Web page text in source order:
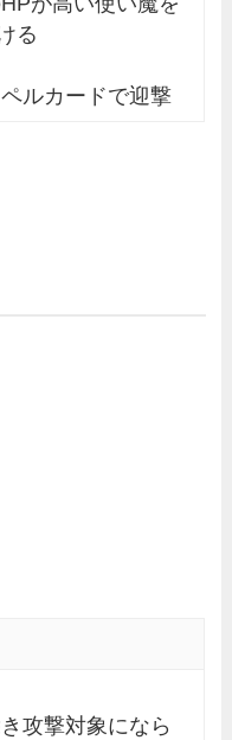
る
ルカードで迎撃
攻撃対象になら